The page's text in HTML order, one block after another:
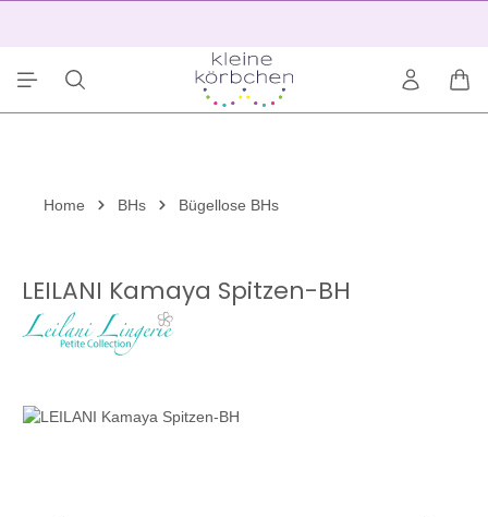
Home BHs Bügellose BHs
LEILANI Kamaya Spitzen-BH
Bildergalerie überspringen